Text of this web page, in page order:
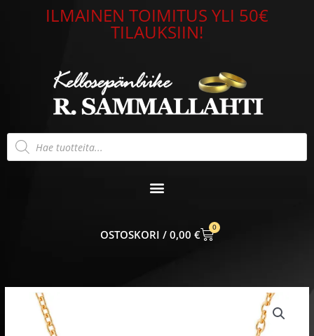
ILMAINEN TOIMITUS YLI 50€
TILAUKSIIN!
Products
search
0,00 €
0
CART
Lumoava